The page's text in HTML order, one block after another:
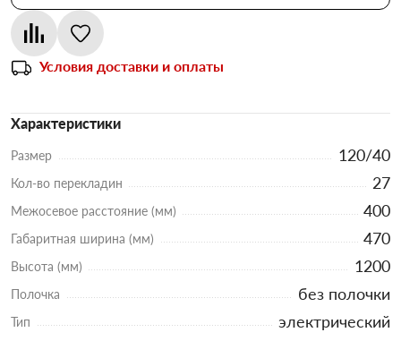
Условия доставки и оплаты
Характеристики
Размер 120/40
Кол-во перекладин 27
Межосевое расстояние (мм) 400
Габаритная ширина (мм) 470
Высота (мм) 1200
Полочка без полочки
Тип электрический